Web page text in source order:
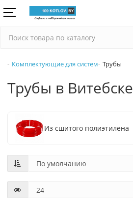
Комплектующие для систем Трубы
Трубы в Витебске
Из сшитого полиэтилена